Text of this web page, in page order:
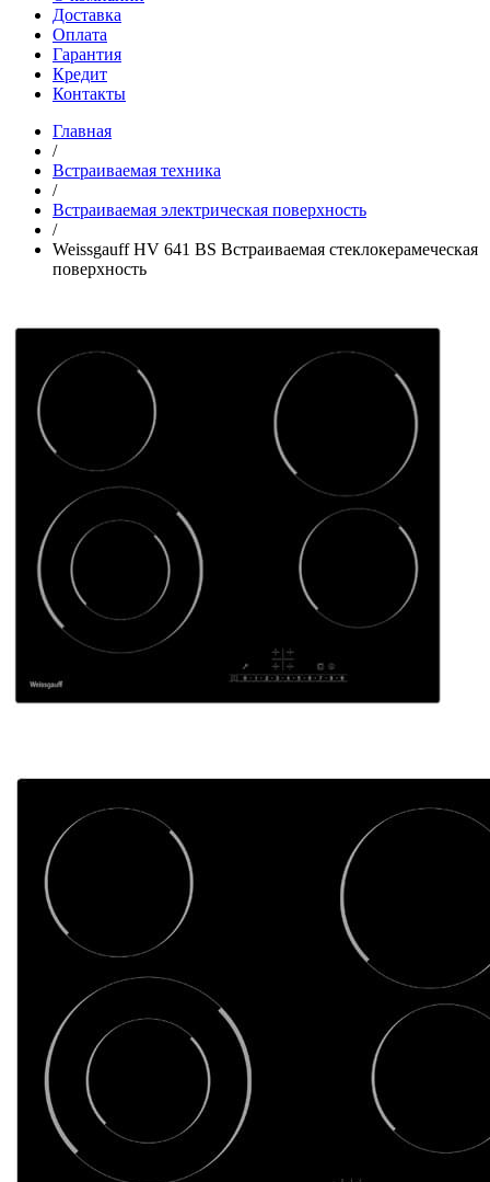
Доставка
Оплата
Гарантия
Кредит
Контакты
Главная
/
Встраиваемая техника
/
Встраиваемая электрическая поверхность
/
Weissgauff HV 641 BS Встраиваемая стеклокерамеческая
поверхность